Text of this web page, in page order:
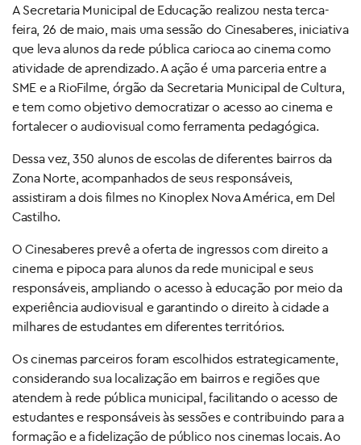
A Secretaria Municipal de Educação realizou nesta terca-
feira, 26 de maio, mais uma sessão do Cinesaberes, iniciativa
que leva alunos da rede pública carioca ao cinema como
atividade de aprendizado. A ação é uma parceria entre a
SME e a RioFilme, órgão da Secretaria Municipal de Cultura,
e tem como objetivo democratizar o acesso ao cinema e
fortalecer o audiovisual como ferramenta pedagógica.
Dessa vez, 350 alunos de escolas de diferentes bairros da
Zona Norte, acompanhados de seus responsáveis,
assistiram a dois filmes no Kinoplex Nova América, em Del
Castilho.
O Cinesaberes prevê a oferta de ingressos com direito a
cinema e pipoca para alunos da rede municipal e seus
responsáveis, ampliando o acesso à educação por meio da
experiência audiovisual e garantindo o direito à cidade a
milhares de estudantes em diferentes territórios.
Os cinemas parceiros foram escolhidos estrategicamente,
considerando sua localização em bairros e regiões que
atendem à rede pública municipal, facilitando o acesso de
estudantes e responsáveis às sessões e contribuindo para a
formação e a fidelização de público nos cinemas locais. Ao